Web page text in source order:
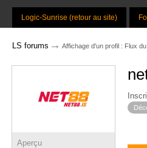
Logic-Sunrise (retour au site)
LS forums → Affichage d'un profil : Flux
Aperçu